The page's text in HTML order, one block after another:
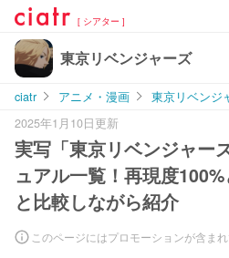
[ シアター ]
東京リベンジャーズ
ciatr アニメ・漫画 東京リベンジ
2025年1月10日更新
実写「東京リベンジャー
ュアル一覧！再現度
と比較しながら紹介
このページにはプロモーションが含ま